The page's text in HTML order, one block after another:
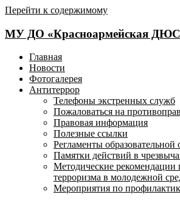
Перейти к содержимому
МУ ДО «Красноармейская
Главная
Новости
Фотогалерея
Антитеррор
Телефоны экстренных служб
Пожаловаться на
Правовая информация
Полезные ссылки
Регламенты образовательной
Памятки действий в
Методические рекомендации
терроризма в молодежной
Мероприятия по